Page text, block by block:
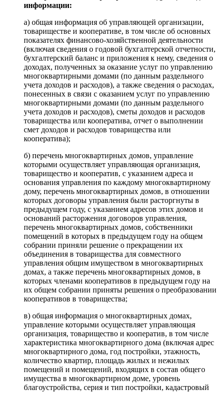
информации:
а) общая информация об управляющей организации,
товариществе и кооперативе, в том числе об основных
показателях финансово-хозяйственной деятельности
(включая сведения о годовой бухгалтерской отчетности,
бухгалтерский баланс и приложения к нему, сведения о
доходах, полученных за оказание услуг по управлению
многоквартирными домами (по данным раздельного
учета доходов и расходов), а также сведения о расходах,
понесенных в связи с оказанием услуг по управлению
многоквартирными домами (по данным раздельного
учета доходов и расходов), сметы доходов и расходов
товарищества или кооператива, отчет о выполнении
смет доходов и расходов товарищества или
кооператива);
б) перечень многоквартирных домов, управление
которыми осуществляет управляющая организация,
товарищество и кооператив, с указанием адреса и
основания управления по каждому многоквартирному
дому, перечень многоквартирных домов, в отношении
которых договоры управления были расторгнуты в
предыдущем году, с указанием адресов этих домов и
оснований расторжения договоров управления,
перечень многоквартирных домов, собственники
помещений в которых в предыдущем году на общем
собрании приняли решение о прекращении их
объединения в товарищества для совместного
управления общим имуществом в многоквартирных
домах, а также перечень многоквартирных домов, в
которых членами кооперативов в предыдущем году на
их общем собрании приняты решения о преобразовании
кооперативов в товарищества;
в) общая информация о многоквартирных домах,
управление которыми осуществляет управляющая
организация, товарищество и кооператив, в том числе
характеристика многоквартирного дома (включая адрес
многоквартирного дома, год постройки, этажность,
количество квартир, площадь жилых и нежилых
помещений и помещений, входящих в состав общего
имущества в многоквартирном доме, уровень
благоустройства, серия и тип постройки, кадастровый